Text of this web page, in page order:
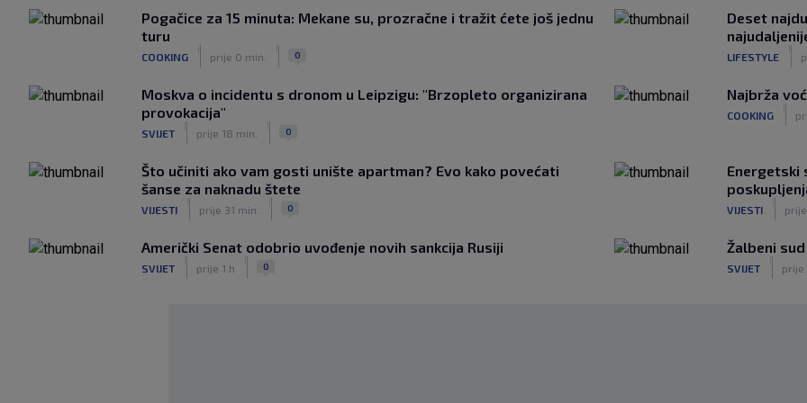
Pogačice za 15 minuta: Mekane su, prozračne i tražit ćete još jednu
turu
COOKING prije 0 min. 0
Deset
LIFESTYLE
Moskva o incidentu s dronom u Leipzigu: "Brzopleto organizirana
provokacija"
SVIJET prije 18 min. 0
Najbrža
COOKING
Što učiniti ako vam gosti unište apartman? Evo kako povećati
šanse za naknadu štete
VIJESTI prije 31 min. 0
Energetski
VIJESTI
Američki Senat odobrio uvođenje novih sankcija Rusiji
SVIJET prije 1 h 0
Žalbeni
SVIJET prije